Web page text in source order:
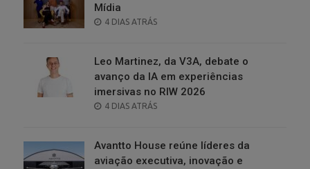
Mídia
POSTED
4 DIAS ATRÁS
Leo Martinez, da V3A, debate o
avanço da IA em experiências
imersivas no RIW 2026
POSTED
4 DIAS ATRÁS
Avantto House reúne líderes da
aviação executiva, inovação e